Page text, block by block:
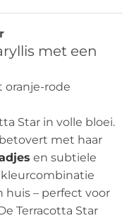
met een
Star in volle bloei.
betovert met haar
en subtiele
kleurcombinatie
– perfect voor
Terracotta Star